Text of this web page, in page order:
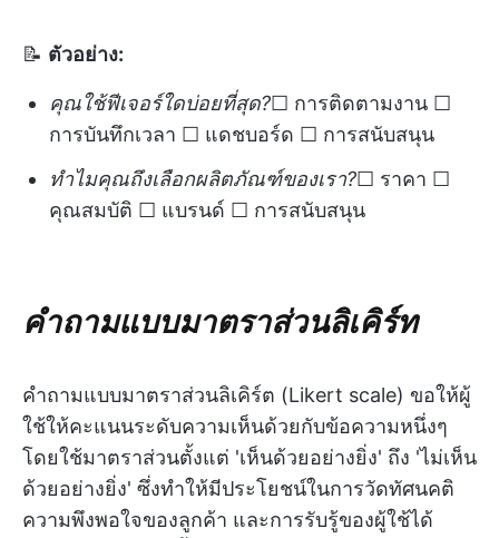
📝 ตัวอย่าง:
คุณใช้ฟีเจอร์ใดบ่อยที่สุด?☐ การติดตามงาน ☐
การบันทึกเวลา ☐ แดชบอร์ด ☐ การสนับสนุน
ทำไมคุณถึงเลือกผลิตภัณฑ์ของเรา?☐ ราคา ☐
คุณสมบัติ ☐ แบรนด์ ☐ การสนับสนุน
คำถามแบบมาตราส่วนลิเคิร์ท
คำถามแบบมาตราส่วนลิเคิร์ต (Likert scale) ขอให้ผู้
ใช้ให้คะแนนระดับความเห็นด้วยกับข้อความหนึ่งๆ
โดยใช้มาตราส่วนตั้งแต่ 'เห็นด้วยอย่างยิ่ง' ถึง 'ไม่เห็น
ด้วยอย่างยิ่ง' ซึ่งทำให้มีประโยชน์ในการวัดทัศนคติ
ความพึงพอใจของลูกค้า และการรับรู้ของผู้ใช้ได้